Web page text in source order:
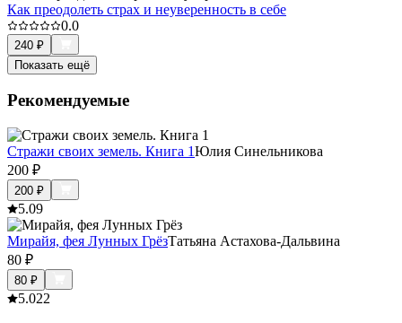
Как преодолеть страх и неуверенность в себе
0.0
240 ₽
Показать ещё
Рекомендуемые
Стражи своих земель. Книга 1Юлия Синельникова
200 ₽
200 ₽
5.09
Мирайя, фея Лунных ГрёзТатьяна Астахова-Дальвина
80 ₽
80 ₽
5.022